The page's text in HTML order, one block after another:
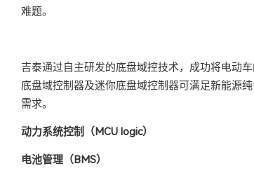
难题。
吉泰通过自主研发的底盘域控技术，成功将电动
底盘域控制器及迷你底盘域控制器可满足新能源
需求。
动力系统控制（MCU logic）
电池管理（BMS）